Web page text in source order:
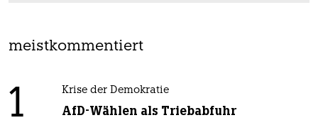
meistkommentiert
1 Krise der Demokratie
AfD-Wählen als Triebabfuhr